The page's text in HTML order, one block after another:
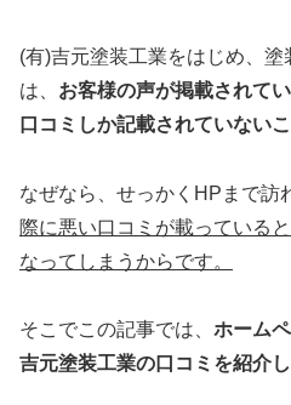
(有)吉元塗装工業をはじめ、
は、 お客様の声が掲載されて
口コミしか記載されていない
なぜなら、せっかくHPまで訪
際に悪い口コミが載っている
なってしまうからです。
そこでこの記事では、 ホーム
吉元塗装工業の口コミを紹介